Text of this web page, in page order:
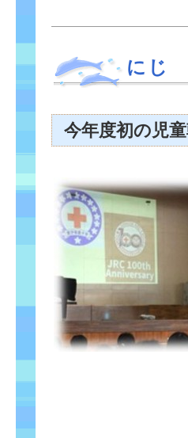
にじ
今年度初の児